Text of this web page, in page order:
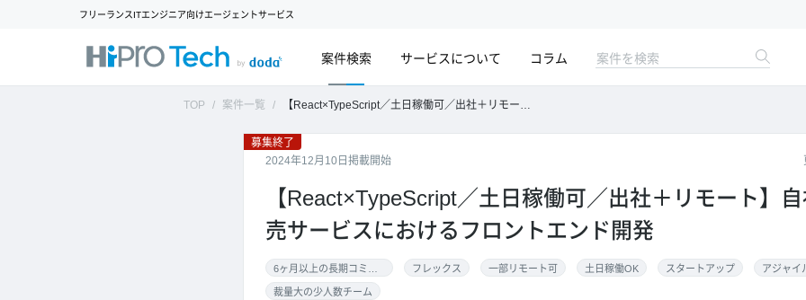
フリーランスITエンジニア向けエージェントサービス
案件検索 サービスについて コラム
TOP 案件一覧 【React×TypeScript／土日稼働可／出社＋リモート】自社チケット販売サービスにおけるフロントエンド開発
募集終了
2024年12月10日掲載開始
【React×TypeScript／土日稼働可／出社＋リモート】
売サービスにおけるフロントエンド開発
フレックス 一部リモート可 土日稼働OK スタートアップ アジャイ
裁量大の少人数チーム